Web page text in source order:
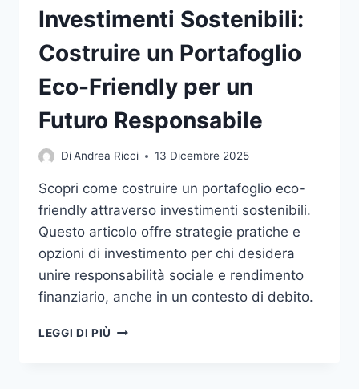
Investimenti Sostenibili:
Costruire un Portafoglio
Eco-Friendly per un
Futuro Responsabile
DiAndrea Ricci 13 Dicembre 2025
Scopri come costruire un portafoglio eco-
friendly attraverso investimenti sostenibili.
Questo articolo offre strategie pratiche e
opzioni di investimento per chi desidera
unire responsabilità sociale e rendimento
finanziario, anche in un contesto di debito.
LEGGI DI PIÙ INVESTIMENTI